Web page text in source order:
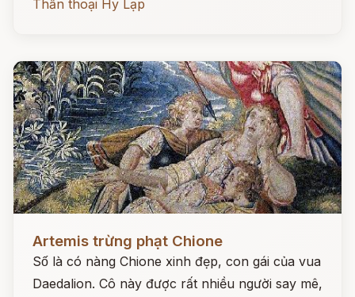
Thần thoại Hy Lạp
Artemis trừng phạt Chione
Số là có nàng Chione xinh đẹp, con gái của vua
Daedalion. Cô này được rất nhiều người say mê,